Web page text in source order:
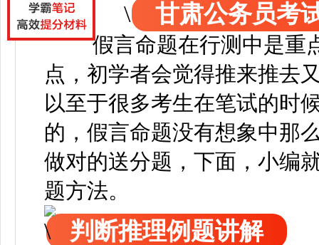
甘肃公务员考
假言命题在行测中是重
点，初学者会觉得推来推去
以至于很多考生在笔试的时
的，假言命题没有想象中那
做对的送分题，下面， 小编
题方法。
判断推理例题讲解